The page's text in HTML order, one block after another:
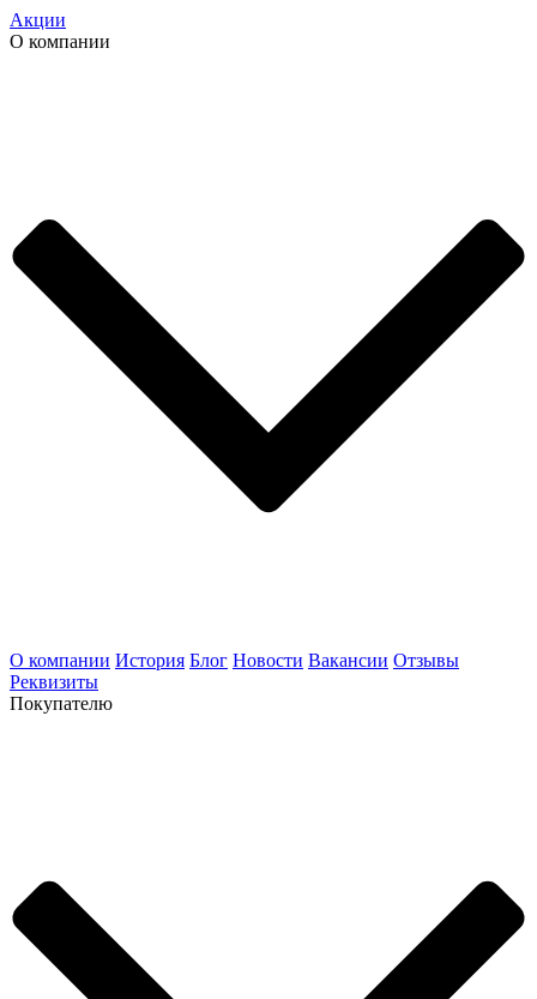
Акции
О компании
О компании История Блог Новости Вакансии Отзывы
Реквизиты
Покупателю